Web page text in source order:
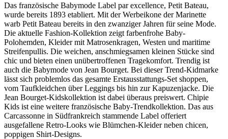
Das französische Babymode Label par excellence, Petit Bateau,
wurde bereits 1893 etabliert. Mit der Werbeikone der Marinette
warb Petit Bateau bereits in den zwanziger Jahren für seine Mode.
Die aktuelle Fashion-Kollektion zeigt farbenfrohe Baby-
Polohemden, Kleider mit Matrosenkragen, Westen und maritime
Streifenpullis. Die weichen, anschmiegsamen kleinen Stücke sind
chic und bieten einen unübertroffenen Tragekomfort. Trendig ist
auch die Babymode von Jean Bourget. Bei dieser Trend-Kidmarke
lässt sich problemlos das gesamte Erstausstattungs-Set shoppen,
vom Taufkleidchen über Leggings bis hin zur Kapuzenjacke. Die
Jean Bourget-Kidskollektion ist dabei überaus preiswert. Chipie
Kids ist eine weitere französische Baby-Trendkollektion. Das aus
Carcassonne in Südfrankreich stammende Label offeriert
ausgefallene Retro-Looks wie Blümchen-Kleider neben chicen,
poppigen Shirt-Designs.